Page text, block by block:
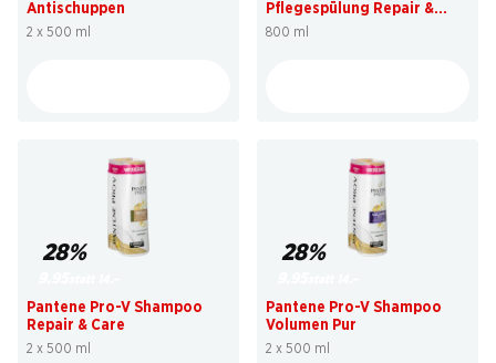
Antischuppen
2 x 500 ml
Pflegespülung Repair &
Care
800 ml
28%
Pantene Pro-V Shampoo
Repair & Care
2 x 500 ml
28%
Pantene Pro-V Shampoo
Volumen Pur
2 x 500 ml